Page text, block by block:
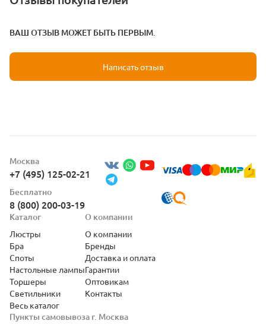
ВАШ ОТЗЫВ МОЖЕТ БЫТЬ ПЕРВЫМ.
Написать отзыв
Москва
+7 (495) 125-02-21
Бесплатно
8 (800) 200-03-19
Пункты самовывоза г. Москва
Каталог
Люстры
Бра
Споты
Настольные лампы
Торшеры
Светильники
Весь каталог
О компании
О компании
Бренды
Доставка и оплата
Гарантии
Оптовикам
Контакты